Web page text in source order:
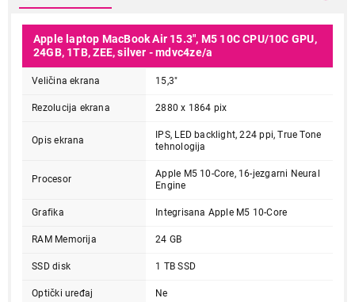
Apple laptop MacBook Air 15.3", M5 10C CPU/10C GPU,
24GB, 1TB, ZEE, silver - mdvc4ze/a
Veličina ekrana 15,3"
Rezolucija ekrana 2880 x 1864 pix
Opis ekrana
IPS, LED backlight, 224 ppi, True Tone
tehnologija
Procesor
Apple M5 10-Core, 16-jezgarni Neural
Engine
Grafika Integrisana Apple M5 10-Core
RAM Memorija 24 GB
SSD disk 1 TB SSD
Optički uređaj Ne